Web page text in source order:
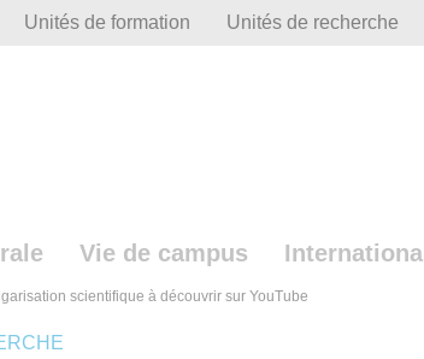
Unités de formation Unités de recherche
Vie de campus International
scientifique à découvrir sur YouTube